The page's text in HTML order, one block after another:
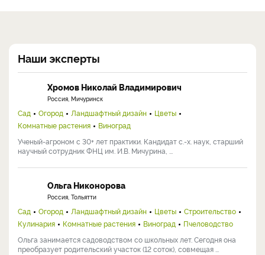
Наши эксперты
Хромов Николай Владимирович
Россия, Мичуринск
Сад Огород Ландшафтный дизайн
Цветы
Комнатные растения
Виноград
Ученый-агроном с 30+ лет практики. Кандидат с.-х. наук, старший
научный сотрудник ФНЦ им. И.В. Мичурина, ...
Ольга Никонорова
Россия, Тольятти
Сад Огород Ландшафтный дизайн Цветы
Строительство
Кулинария
Комнатные растения Виноград
Пчеловодство
Ольга занимается садоводством со школьных лет. Сегодня она
преобразует родительский участок (12 соток), совмещая ...